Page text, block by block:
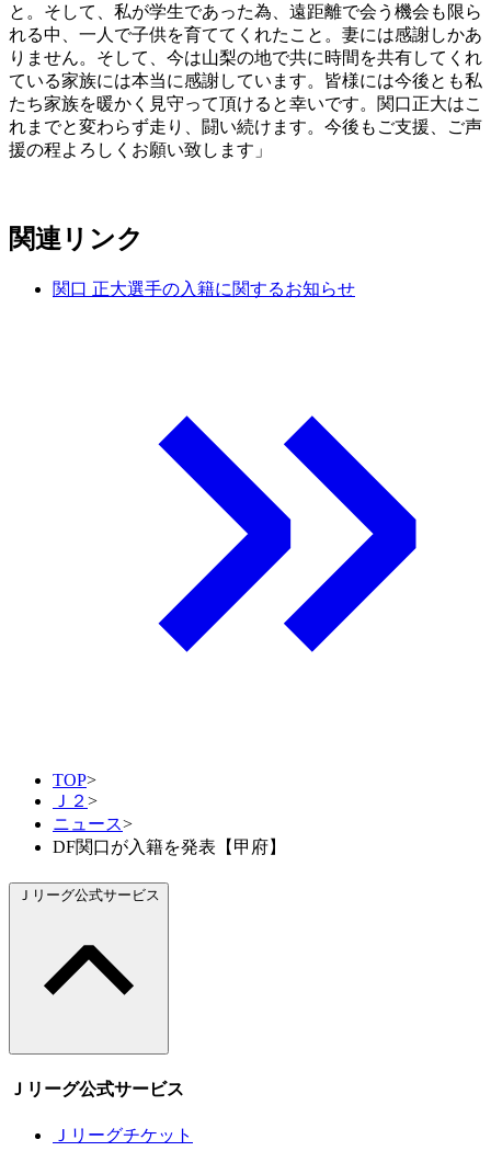
と。そして、私が学生であった為、遠距離で会う機会も限ら
れる中、一人で子供を育ててくれたこと。妻には感謝しかあ
りません。そして、今は山梨の地で共に時間を共有してくれ
ている家族には本当に感謝しています。皆様には今後とも私
たち家族を暖かく見守って頂けると幸いです。関口正大はこ
れまでと変わらず走り、闘い続けます。今後もご支援、ご声
援の程よろしくお願い致します」
関連リンク
関口 正大選手の入籍に関するお知らせ
TOP>
Ｊ２ >
ニュース>
DF関口が入籍を発表【甲府】
Ｊリーグ公式サービス
Ｊリーグ公式サービス
Ｊリーグチケット